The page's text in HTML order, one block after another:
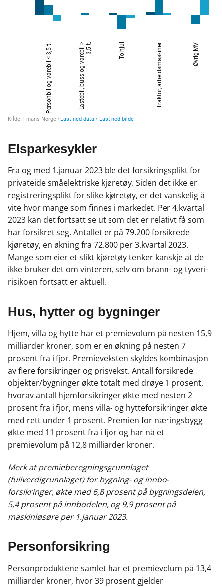
Elsparkesykler
Fra og med 1.januar 2023 ble det forsikringsplikt for
privateide småelektriske kjøretøy. Siden det ikke er
registreringsplikt for slike kjøretøy, er det vanskelig å
vite hvor mange som finnes i markedet. Per 4.kvartal
2023 kan det fortsatt se ut som det er relativt få som
har forsikret seg. Antallet er på 79.200 forsikrede
kjøretøy, en økning fra 72.800 per 3.kvartal 2023.
Mange som eier et slikt kjøretøy tenker kanskje at de
ikke bruker det om vinteren, selv om brann- og tyveri-
risikoen fortsatt er aktuell.
Hus, hytter og bygninger
Hjem, villa og hytte har et premievolum på nesten 15,9
milliarder kroner, som er en økning på nesten 7
prosent fra i fjor. Premieveksten skyldes kombinasjon
av flere forsikringer og prisvekst. Antall forsikrede
objekter/bygninger økte totalt med drøye 1 prosent,
hvorav antall hjemforsikringer økte med nesten 2
prosent fra i fjor, mens villa- og hytteforsikringer økte
med rett under 1 prosent. Premien for næringsbygg
økte med 11 prosent fra i fjor og har nå et
premievolum på 12,8 milliarder kroner.
Merk at premieberegningsgrunnlaget
(fullverdigrunnlaget) for bygning- og innbo-
forsikringer, økte med 6,8 prosent på bygningsdelen,
5,4 prosent på innbodelen, og 9,9 prosent på
maskinløsøre per 1.januar 2023.
Personforsikring
Personproduktene samlet har et premievolum på 13,4
milliarder kroner, hvor 39 prosent gjelder